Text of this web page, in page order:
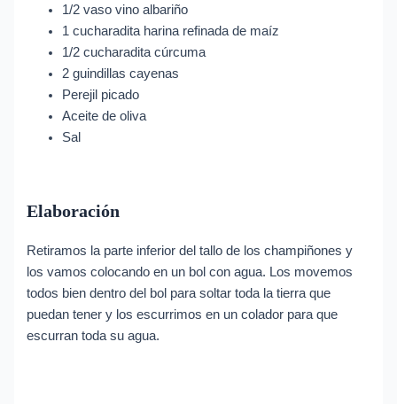
1/2 vaso vino albariño
1 cucharadita harina refinada de maíz
1/2 cucharadita cúrcuma
2 guindillas cayenas
Perejil picado
Aceite de oliva
Sal
Elaboración
Retiramos la parte inferior del tallo de los champiñones y
los vamos colocando en un bol con agua. Los movemos
todos bien dentro del bol para soltar toda la tierra que
puedan tener y los escurrimos en un colador para que
escurran toda su agua.